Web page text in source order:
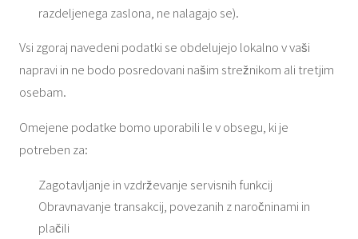
razdeljenega zaslona, ​​ne nalagajo se).
Vsi zgoraj navedeni podatki se obdelujejo lokalno v vaši
napravi in ​​ne bodo posredovani našim strežnikom ali tretjim
osebam.
Omejene podatke bomo uporabili le v obsegu, ki je
potreben za:
Zagotavljanje in vzdrževanje servisnih funkcij
Obravnavanje transakcij, povezanih z naročninami in
plačili